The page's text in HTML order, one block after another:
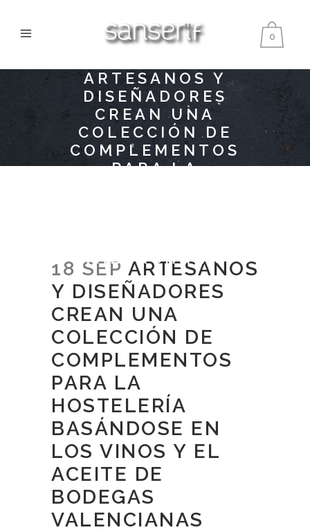
0
ARTESANOS Y
DISEÑADORES
CREAN UNA
COLECCIÓN DE
COMPLEMENTOS
PARA LA
VALENCIANAS
18 SEP ARTESANOS
Y DISEÑADORES
CREAN UNA
COLECCIÓN DE
COMPLEMENTOS
PARA LA
HOSTELERÍA
BASÁNDOSE EN
LOS VINOS Y EL
ACEITE DE
BODEGAS
VALENCIANAS